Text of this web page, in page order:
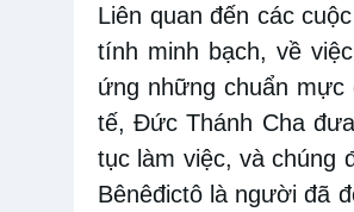
Liên quan đến các
tính minh bạch, về
ứng những chuẩn
tế, Đức Thánh Cha
tục làm việc, và chúng
Bênêđictô là người đã